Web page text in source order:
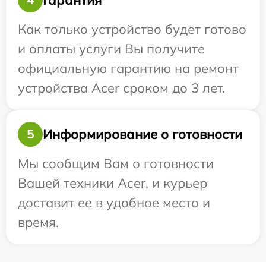
Как только устройство будет готово
и оплаты услуги Вы получите
официальную гарантию на ремонт
устройства Acer сроком до 3 лет.
5
Информирование о готовности
Мы сообщим Вам о готовности
Вашей техники Acer, и курьер
доставит ее в удобное место и
время.